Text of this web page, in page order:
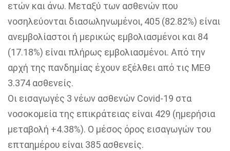
ετών και άνω. Μεταξύ των ασθενών που
νοσηλεύονται διασωληνωμένοι, 405 (82.82%) είναι
ανεμβολίαστοι ή μερικώς εμβολιασμένοι και 84
(17.18%) είναι πλήρως εμβολιασμένοι. Από την
αρχή της πανδημίας έχουν εξέλθει από τις ΜΕΘ
3.374 ασθενείς.
Οι εισαγωγές 3 νέων ασθενών Covid-19 στα
νοσοκομεία της επικράτειας είναι 429 (ημερήσια
μεταβολή +4.38%). Ο μέσος όρος εισαγωγών του
επταημέρου είναι 385 ασθενείς.